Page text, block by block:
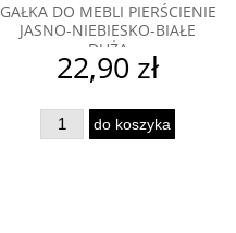
GAŁKA DO MEBLI PIERŚCIENIE
JASNO-NIEBIESKO-BIAŁE
DUŻA
22,90 zł
do koszyka